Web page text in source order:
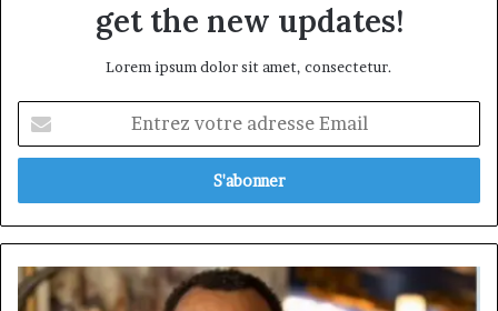
get the new updates!
Lorem ipsum dolor sit amet, consectetur.
votre
adresse
Yannick
Um